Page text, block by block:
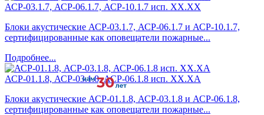
АСР-03.1.7, АСР-06.1.7, АСР-10.1.7 исп. ХХ.ХX
Блоки акустические АСР-03.1.7, АСР-06.1.7 и АСР-10.1.7,
сертифицированные как оповещатели пожарные...
Подробнее...
АСР-01.1.8, АСР-03.1.8, АСР-06.1.8 исп. ХХ.ХА
Блоки акустические АСР-01.1.8, АСР-03.1.8 и АСР-06.1.8,
сертифицированные как оповещатели пожарные...